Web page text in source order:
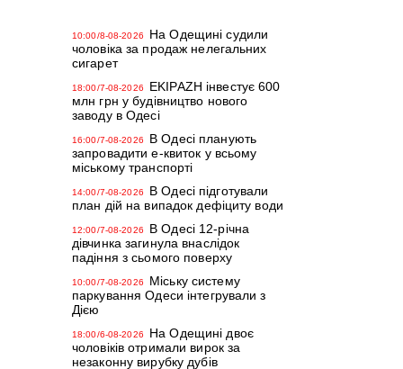
10:00/8-08-2026
На Одещині судили
чоловіка за продаж нелегальних
сигарет
18:00/7-08-2026
EKIPAZH інвестує 600
млн грн у будівництво нового
заводу в Одесі
16:00/7-08-2026
В Одесі планують
запровадити е-квиток у всьому
міському транспорті
14:00/7-08-2026
В Одесі підготували
план дій на випадок дефіциту води
12:00/7-08-2026
В Одесі 12-річна
дівчинка загинула внаслідок
падіння з сьомого поверху
10:00/7-08-2026
Міську систему
паркування Одеси інтегрували з
Дією
18:00/6-08-2026
На Одещині двоє
чоловіків отримали вирок за
незаконну вирубку дубів